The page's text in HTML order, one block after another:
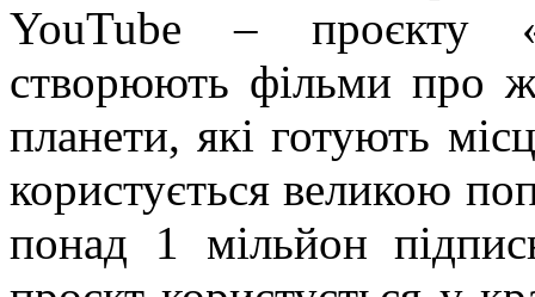
YouTube – проєкту
створюють фільми про
планети, які готують
користується великою
понад 1 мільйон